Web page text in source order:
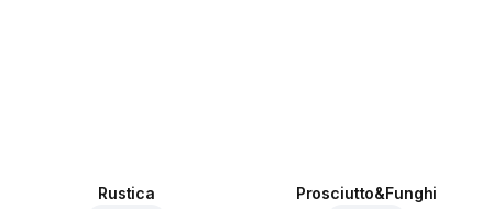
Rustica Prosciutto&Funghi